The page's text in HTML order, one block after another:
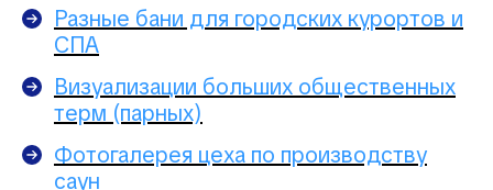
Разные бани для городских курортов и
СПА
Визуализации больших общественных
терм (парных)
Фотогалерея цеха по производству
саун